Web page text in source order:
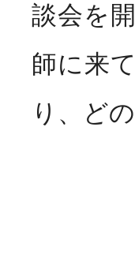
談会を
師に来
り、ど